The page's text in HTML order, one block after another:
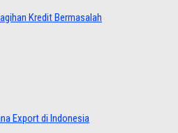
Kredit Bermasalah
Export di Indonesia